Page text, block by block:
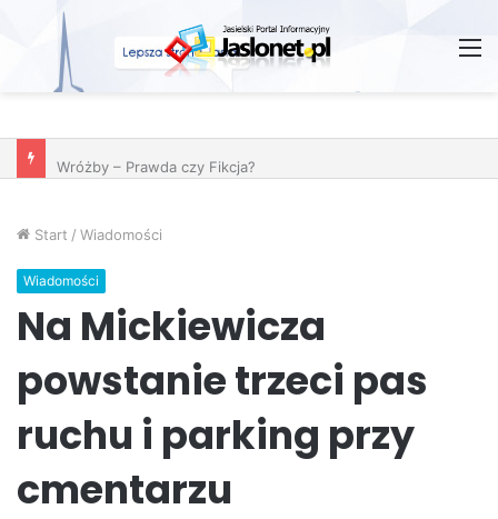
Wróżby – Prawda czy Fikcja?
Start / Wiadomości
Wiadomości
Na Mickiewicza
powstanie trzeci pas
ruchu i parking przy
cmentarzu